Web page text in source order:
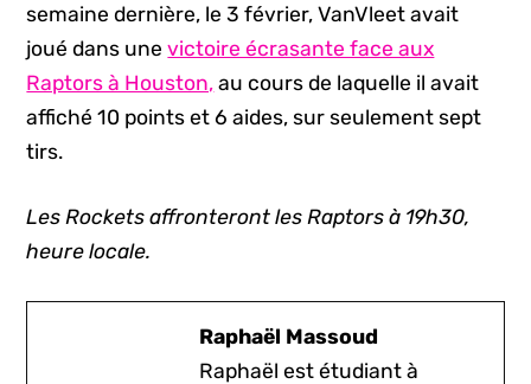
semaine dernière, le 3 février, VanVleet avait
joué dans unevictoire écrasante face aux
Raptors à Houston, au cours de laquelle il avait
affiché 10 points et 6 aides, sur seulement sept
tirs.
Les Rockets affronteront les Raptors à 19h30,
heure locale.
Raphaël Massoud
Raphaël est étudiant à